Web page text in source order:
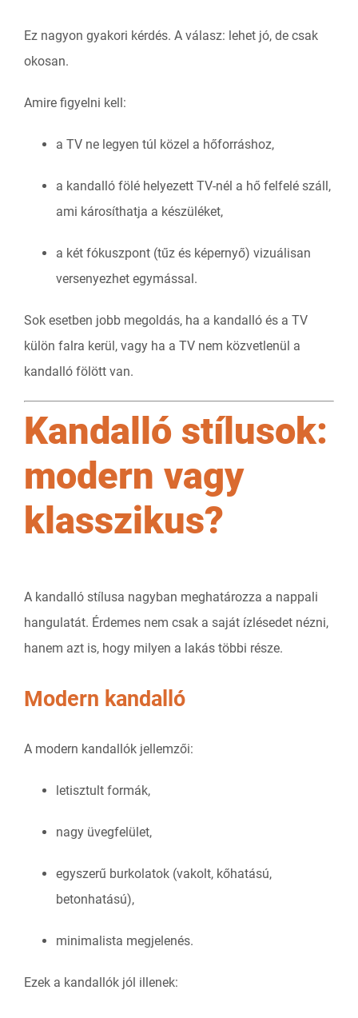
Ez nagyon gyakori kérdés. A válasz: lehet jó, de csak
okosan.
Amire figyelni kell:
a TV ne legyen túl közel a hőforráshoz,
a kandalló fölé helyezett TV-nél a hő felfelé száll,
ami károsíthatja a készüléket,
a két fókuszpont (tűz és képernyő) vizuálisan
versenyezhet egymással.
Sok esetben jobb megoldás, ha a kandalló és a TV
külön falra kerül, vagy ha a TV nem közvetlenül a
kandalló fölött van.
Kandalló stílusok:
modern vagy
klasszikus?
A kandalló stílusa nagyban meghatározza a nappali
hangulatát. Érdemes nem csak a saját ízlésedet nézni,
hanem azt is, hogy milyen a lakás többi része.
Modern kandalló
A modern kandallók jellemzői:
letisztult formák,
nagy üvegfelület,
egyszerű burkolatok (vakolt, kőhatású,
betonhatású),
minimalista megjelenés.
Ezek a kandallók jól illenek: